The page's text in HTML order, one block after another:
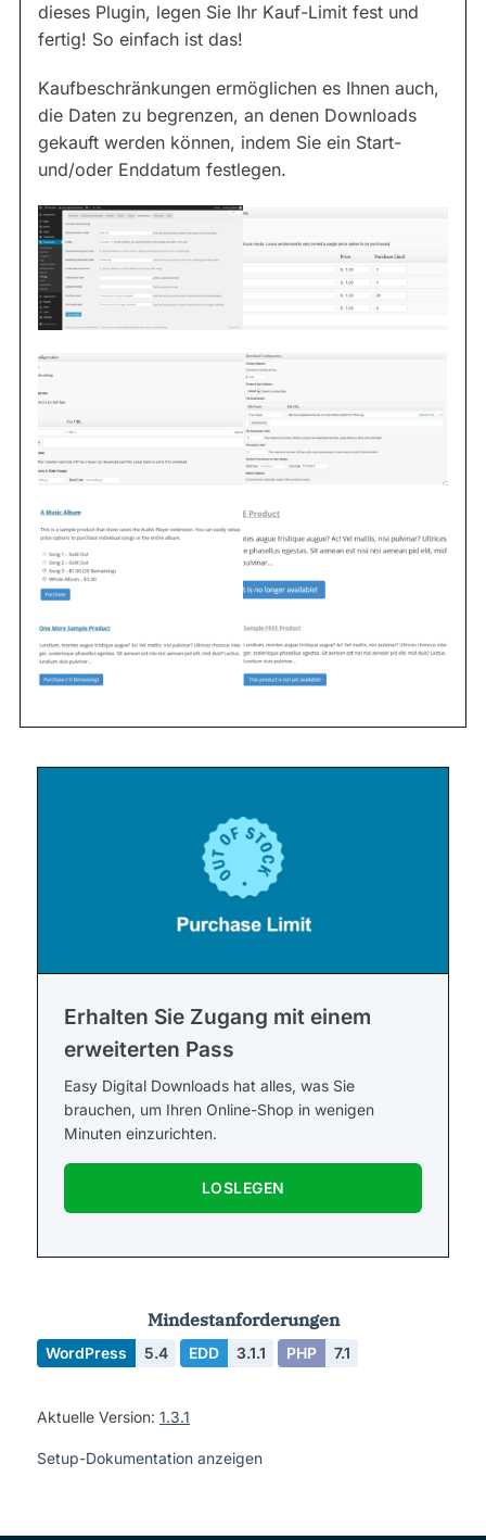
dieses Plugin, legen Sie Ihr Kauf-Limit fest und
fertig! So einfach ist das!
Kaufbeschränkungen ermöglichen es Ihnen auch,
die Daten zu begrenzen, an denen Downloads
gekauft werden können, indem Sie ein Start-
und/oder Enddatum festlegen.
Erhalten Sie Zugang mit einem
erweiterten Pass
Easy Digital Downloads hat alles, was Sie
brauchen, um Ihren Online-Shop in wenigen
Minuten einzurichten.
LOSLEGEN
Mindestanforderungen
WordPress 5.4 EDD 3.1.1 PHP 7.1
Aktuelle Version: 1.3.1
Setup-Dokumentation anzeigen